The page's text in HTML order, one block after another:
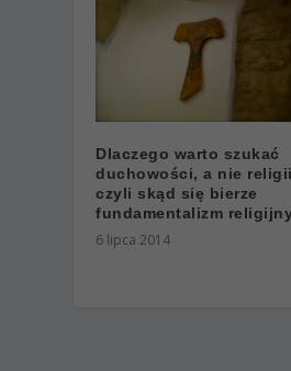
Dlaczego warto szukać
duchowości, a nie religii
czyli skąd się bierze
fundamentalizm
6 lipca 2014